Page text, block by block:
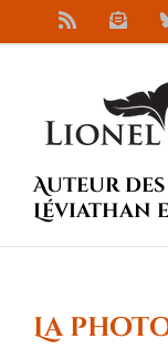
au
Auteur des
Léviathan
La